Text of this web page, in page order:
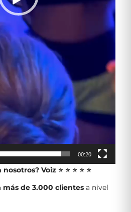
00:20
nosotros? Voiz ⭐ ⭐ ⭐ ⭐ ⭐
más de 3.000 clientes a nivel